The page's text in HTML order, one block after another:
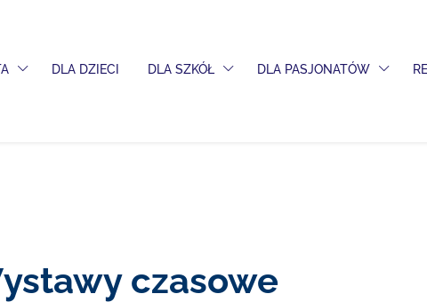
ROZWIJANE
PRZEŁĄCZ MENU ROZWIJANE
DLA DZIECI DLA SZKÓŁ PRZEŁĄCZ MENU ROZWIJANE
DLA PASJONATÓW
czasowe